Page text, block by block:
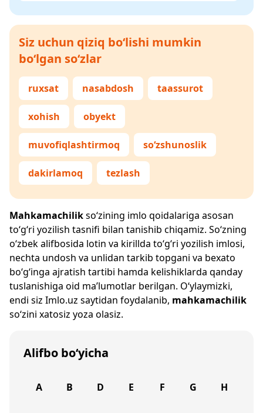
Siz uchun qiziq bo‘lishi mumkin
bo‘lgan so‘zlar
ruxsat nasabdosh taassurot
xohish obyekt
muvofiqlashtirmoq so‘zshunoslik
dakirlamoq tezlash
Mahkamachilikso‘zining imlo qoidalariga asosan
to‘g‘ri yozilish tasnifi bilan tanishib chiqamiz. So‘zning
o‘zbek alifbosida lotin va kirillda to‘g‘ri yozilish imlosi,
nechta undosh va unlidan tarkib topgani va bexato
bo‘g‘inga ajratish tartibi hamda kelishiklarda qanday
tuslanishiga oid ma’lumotlar berilgan. O‘ylaymizki,
endi siz Imlo.uz saytidan foydalanib, mahkamachilik
so‘zini xatosiz yoza olasiz.
Alifbo bo‘yicha
A B D E F G H